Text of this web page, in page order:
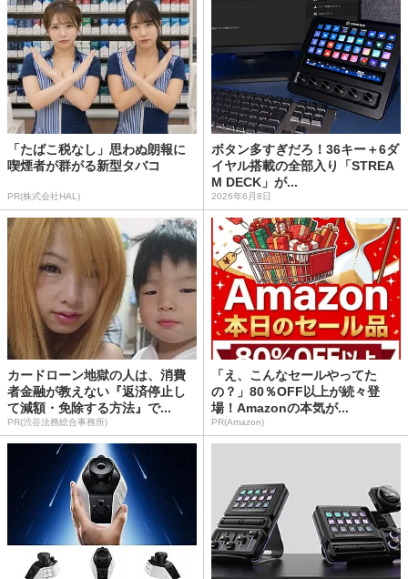
「たばこ税なし」思わぬ朗報に
喫煙者が群がる新型タバコ
PR(株式会社HAL)
ボタン多すぎだろ！36キー＋6ダ
イヤル搭載の全部入り「STREA
M DECK」が...
2026年6月8日
カードローン地獄の人は、消費
者金融が教えない『返済停止し
て減額・免除する方法』で...
PR(渋谷法務総合事務所)
「え、こんなセールやってた
の？」80％OFF以上が続々登
場！Amazonの本気が...
PR(Amazon)